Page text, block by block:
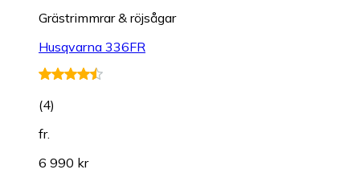
Grästrimmrar & röjsågar
Husqvarna 336FR
(4)
fr.
6 990 kr